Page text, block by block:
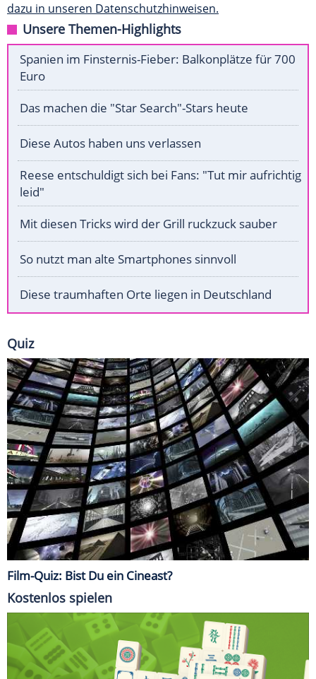
dazu in unseren Datenschutzhinweisen.
Unsere Themen-Highlights
Spanien im Finsternis-Fieber: Balkonplätze für 700
Euro
Das machen die "Star Search"-Stars heute
Diese Autos haben uns verlassen
Reese entschuldigt sich bei Fans: "Tut mir aufrichtig
leid"
Mit diesen Tricks wird der Grill ruckzuck sauber
So nutzt man alte Smartphones sinnvoll
Diese traumhaften Orte liegen in Deutschland
Quiz
Film-Quiz: Bist Du ein Cineast?
Kostenlos spielen